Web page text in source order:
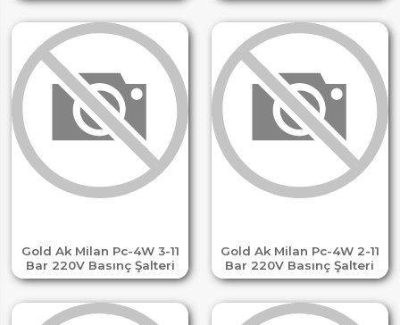
Gold Ak Milan Pc-4W 3-11
Bar 220V Basınç Şalteri
Gold Ak Milan Pc-4W 2-11
Bar 220V Basınç Şalteri